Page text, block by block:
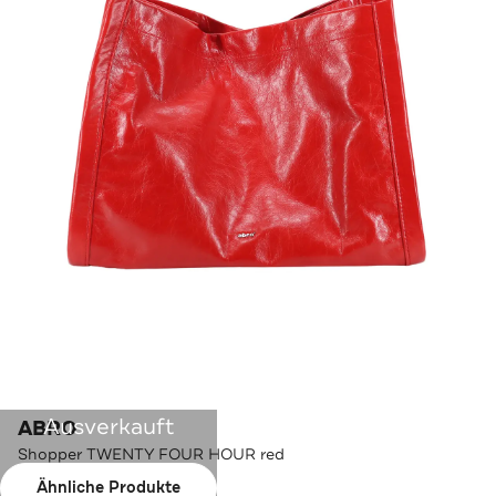
Ausverkauft
Ähnliche Produkte
ABRO
Shopper TWENTY FOUR HOUR red
Farbe:red